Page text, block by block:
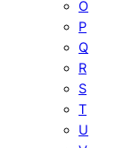
O
P
Q
R
S
T
U